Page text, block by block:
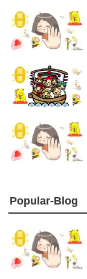
Popular-Blog